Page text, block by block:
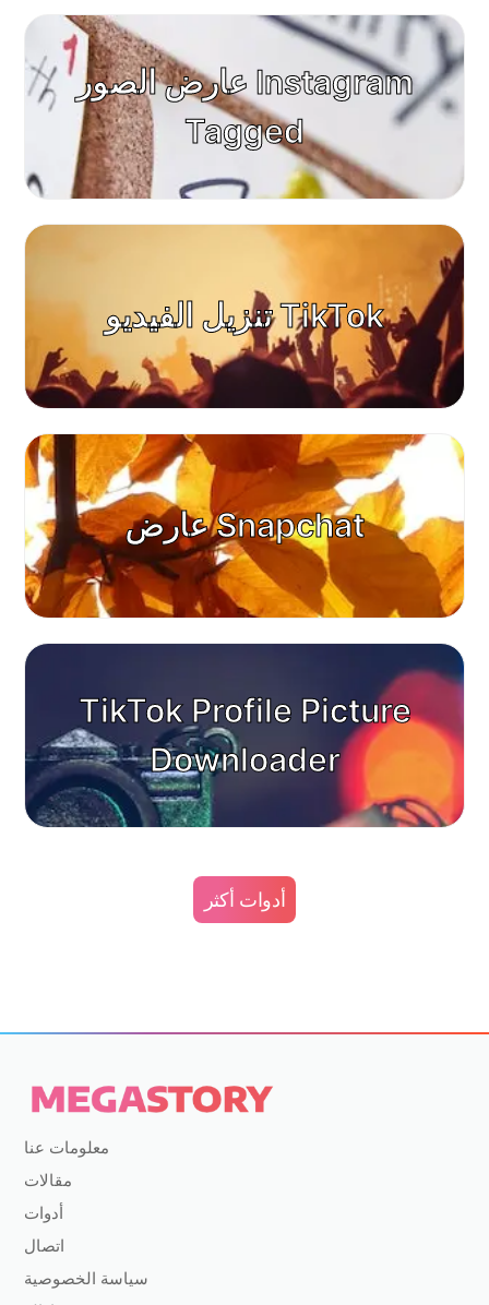
عارض الصور Instagram
Tagged
تنزيل الفيديو TikTok
عارض Snapchat
TikTok Profile Picture
Downloader
أدوات أكثر
معلومات عنا
مقالات
أدوات
اتصال
سياسة الخصوصية